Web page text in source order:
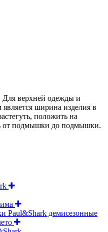
верхней одежды и
ширина изделия в
положить на
от подмышки до подмышки.
Paul&Shark демисезонные